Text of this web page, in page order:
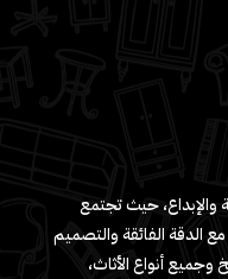
والإبداع، حيث تجتمع
التي تمتد لأكثر من ٣٠ عامًا مع الدقة الفائقة والتصميم
وجميع أنواع الأثاث،